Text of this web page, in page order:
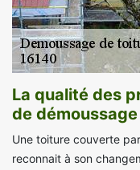
La qualité des
de
Une toiture couverte
reconnait à son